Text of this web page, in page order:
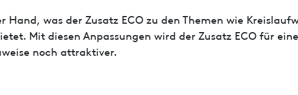
Hand, was der Zusatz ECO zu den Themen wie
Mit diesen Anpassungen wird der Zusatz ECO für eine
noch attraktiver.